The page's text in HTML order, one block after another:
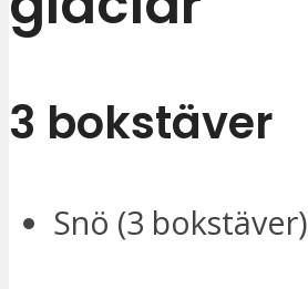
3 bokstäver
Snö (3 bokstäver)